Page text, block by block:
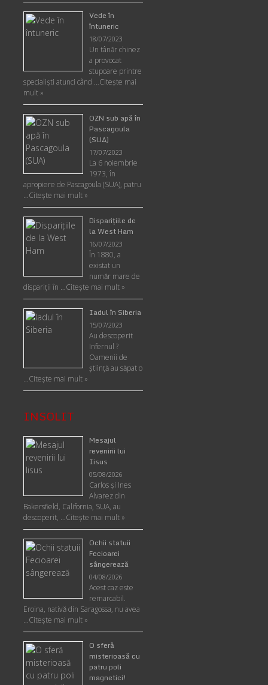
Vede în
întuneric
18/07/2023
Un tânăr chinez
a provocat
stupoare printre
specialişti atunci când …Citește mai
mult »
OZN sub apă în
Pascagoula
(SUA)
17/07/2023
La 6 noiembrie
1973, în
apropiere de Pascagoula (SUA), patru
…Citește mai mult »
Disparițiile de
la West Ham
16/07/2023
În 1880, a
existat un
număr mare de
dispariții în …Citește mai mult »
Iadul în Siberia
15/07/2023
Au descoperit
Infernul ?
Oamenii de
ştiinţă au săpat o
…Citește mai mult »
INSOLIT
Mesajul
revenirii lui
Iisus
05/08/2026
Carlos şi Ines
Alvarez din
Bakersfield, California, SUA, au
descoperit, …Citeşte mai mult »
Ochii statuii
Fecioarei
sângerează
04/08/2026
Acest caz este
remarcabil.
Eroina, nativă din Saragossa, nu avea
…Citeşte mai mult »
O sferă
misterioasă cu
patru poli
magnetici!